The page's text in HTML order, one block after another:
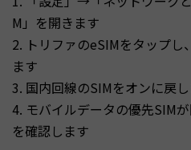
M」を開きます
2. トリファのeSIMをタップし
ます
3. 国内回線のSIMをオンに戻
4. モバイルデータの優先SIM
を確認します